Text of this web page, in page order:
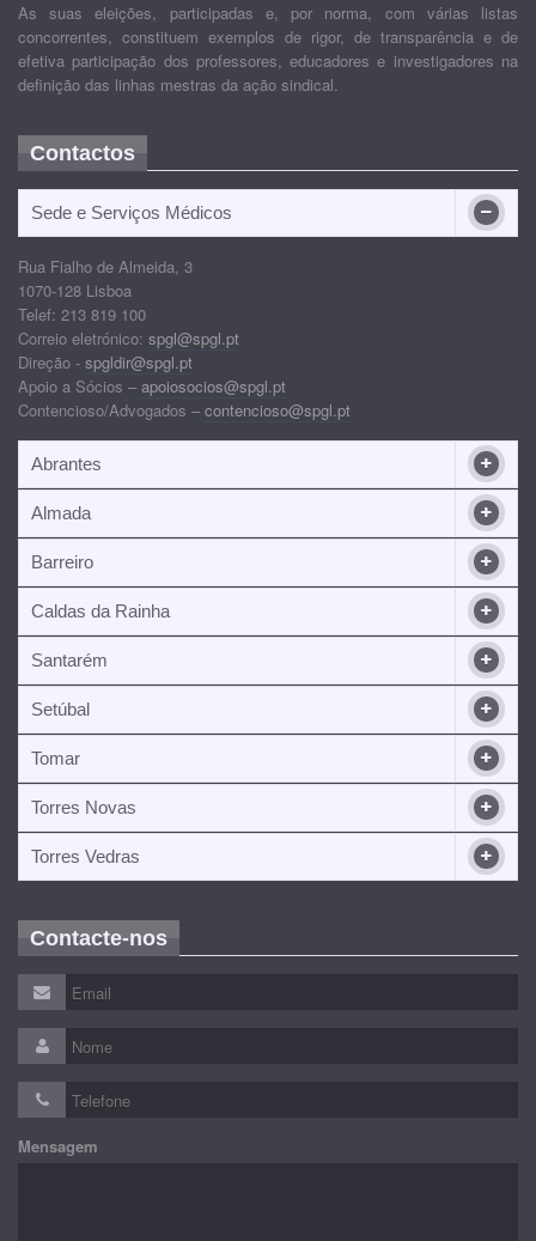
As suas eleições, participadas e, por norma, com várias listas
concorrentes, constituem exemplos de rigor, de transparência e de
efetiva participação dos professores, educadores e investigadores na
definição das linhas mestras da ação sindical.
Contactos
Sede e Serviços Médicos
Rua Fialho de Almeida, 3
1070-128 Lisboa
Telef: 213 819 100
Correio eletrónico: spgl@spgl.pt
Direção - spgldir@spgl.pt
Apoio a Sócios – apoiosocios@spgl.pt
Contencioso/Advogados – contencioso@spgl.pt
Abrantes
Almada
Barreiro
Caldas da Rainha
Santarém
Setúbal
Tomar
Torres Novas
Torres Vedras
Contacte-nos
Mensagem